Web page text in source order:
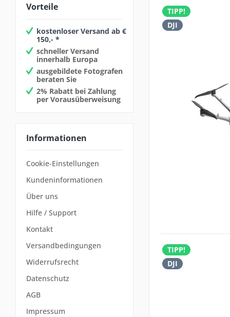
Vorteile
kostenloser Versand ab €
150,- *
schneller Versand
innerhalb Europa
ausgebildete Fotografen
beraten Sie
2% Rabatt bei Zahlung
per Vorausüberweisung
Informationen
Cookie-Einstellungen
Kundeninformationen
Über uns
Hilfe / Support
Kontakt
Versandbedingungen
Widerrufsrecht
Datenschutz
AGB
Impressum
TIPP!
DJI
TIPP!
DJI